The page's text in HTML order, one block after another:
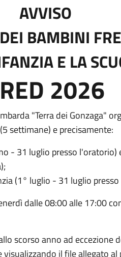
AVVISO
BAMBINI
E LA
2026
"Terra dei Gonzaga"
settimane) e precisamente:
- 31 luglio presso l'oratorio)
(1° luglio - 31 luglio
dalle 08:00 alle 17:00
scorso anno ad eccezione
il file allegato al